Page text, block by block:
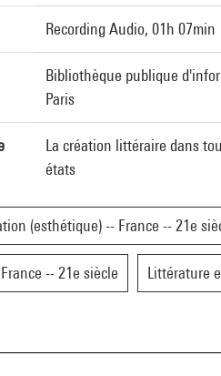
Recording Audio, 01h 07min
Bibliothèque publique
Paris
La création littéraire dans
états
(esthétique) -- France -- 21e
-- 21e siècle Littérature